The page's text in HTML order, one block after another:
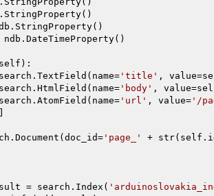
:
= [search.TextField(name=
'title' ,
search.HtmlField(name=
'body' ,
search.AtomField(name=
'url' , value= '/
search.Document(doc_id=
'page_' +
add_result = search.Index(